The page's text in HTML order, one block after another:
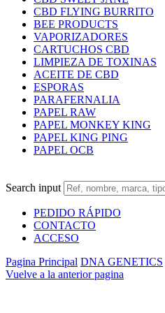
CBD FLYING BURRITO
BEE PRODUCTS
VAPORIZADORES
CARTUCHOS CBD
LIMPIEZA DE TOXINAS
ACEITE DE CBD
ESPORAS
PARAFERNALIA
PAPEL RAW
PAPEL MONKEY KING
PAPEL KING PING
PAPEL OCB
Search input
PEDIDO RÁPIDO
CONTACTO
ACCESO
Pagina Principal DNA GENETICS
Vuelve a la anterior pagina